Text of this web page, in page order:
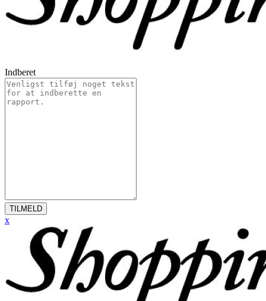
Indberet
TILMELD
x